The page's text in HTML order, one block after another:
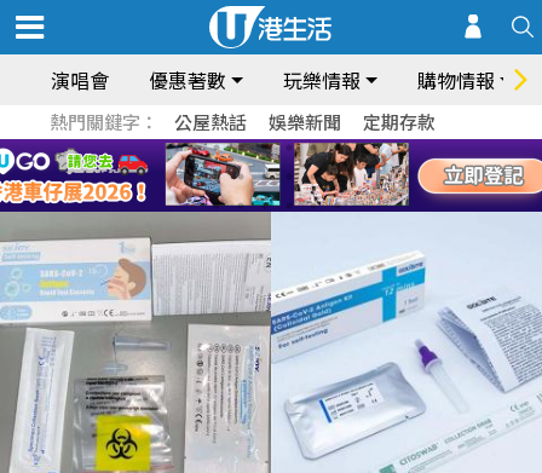
演唱會 優惠著數 玩樂情報 購物情報
熱門關鍵字： 公屋熱話 娛樂新聞 定期存款